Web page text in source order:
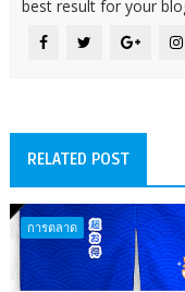
best result for your
RELATED POST
การตลาด